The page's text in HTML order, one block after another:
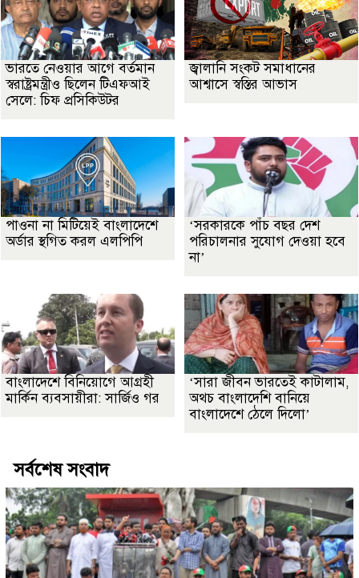
ভারতে নেওয়ার আগে বর্তমান
স্বরাষ্ট্রমন্ত্রীও ছিলেন টিএফআই
সেলে: চিফ প্রসিকিউটর
জ্বালানি সংকট সমাধানের
আশ্বাসে স্বস্তির আভাস
পাওনা না মিটিয়েই বাংলাদেশে
অর্ডার স্থগিত করল এলপিপি
‘সরকারকে পাঁচ বছর দেশ
পরিচালনার সুযোগ দেওয়া হবে
না’
বাংলাদেশে বিনিয়োগে আগ্রহী
মার্কিন ব্যবসায়ীরা: সার্জিও গর
‘সারা জীবন ভারতেই কাটালাম,
অথচ বাংলাদেশি বানিয়ে
বাংলাদেশে ঠেলে দিলো’
সর্বশেষ সংবাদ